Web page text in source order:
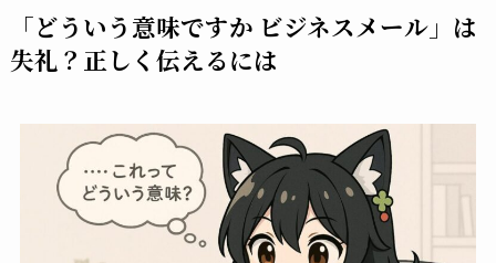
「どういう意味ですか ビジネスメール」は
失礼？正しく伝えるには